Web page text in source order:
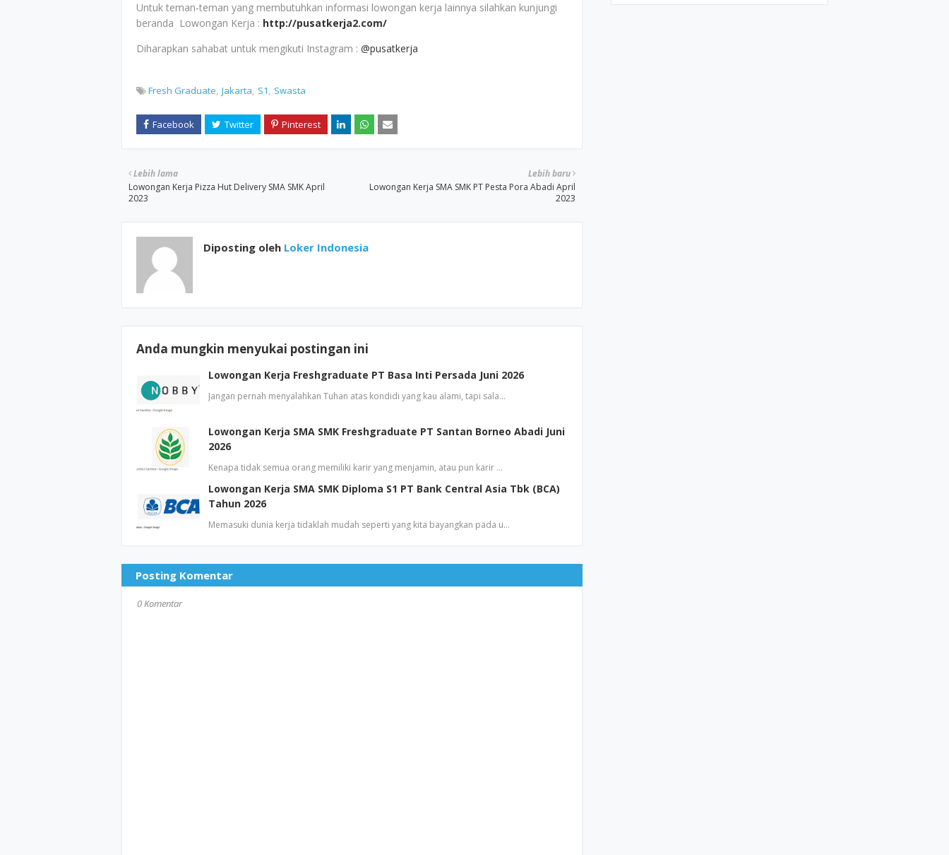
Untuk teman-teman yang membutuhkan informasi lowongan kerja lainnya silahkan kunjungi
beranda Lowongan Kerja : http://pusatkerja2.com/
Diharapkan sahabat untuk mengikuti Instagram : @pusatkerja
Fresh Graduate Jakarta S1 Swasta
Lebih baru
Lowongan Kerja SMA SMK PT Pesta Pora Abadi April
2023
Lebih lama
Lowongan Kerja Pizza Hut Delivery SMA SMK April
2023
Diposting oleh Loker Indonesia
Anda mungkin menyukai postingan ini
Lowongan Kerja Freshgraduate PT Basa Inti Persada Juni 2026
Jangan pernah menyalahkan Tuhan atas kondidi yang kau alami, tapi sala…
Lowongan Kerja SMA SMK Freshgraduate PT Santan Borneo Abadi Juni
2026
Kenapa tidak semua orang memiliki karir yang menjamin, atau pun karir …
Lowongan Kerja SMA SMK Diploma S1 PT Bank Central Asia Tbk (BCA)
Tahun 2026
Memasuki dunia kerja tidaklah mudah seperti yang kita bayangkan pada u…
Posting Komentar
0 Komentar